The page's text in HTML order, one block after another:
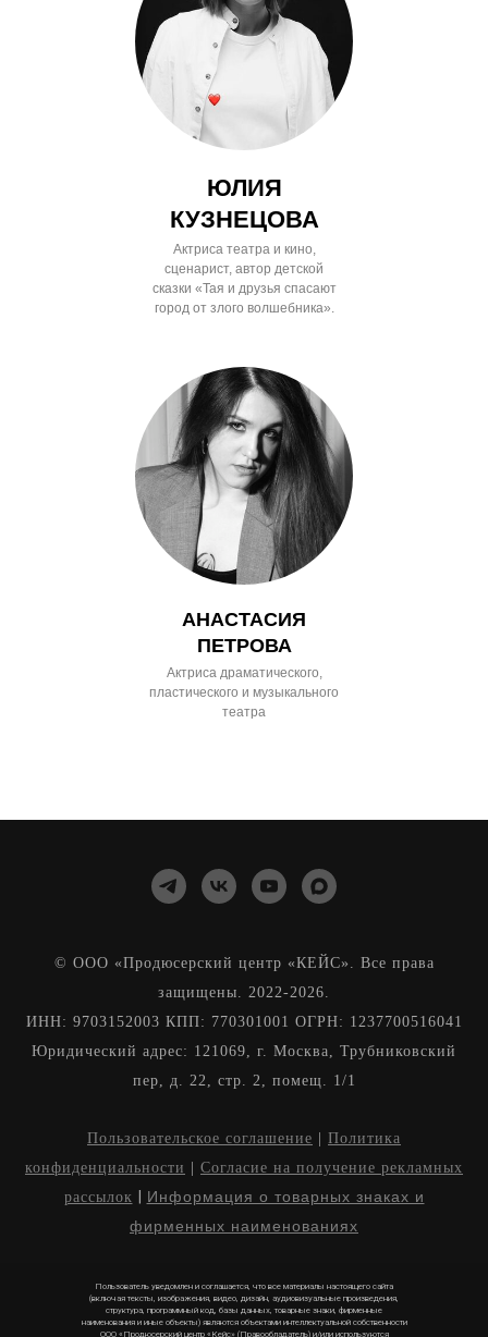
ЮЛИЯ
КУЗНЕЦОВА
Актриса театра и кино,
сценарист, автор детской
сказки «Тая и друзья спасают
город от злого волшебника».
АНАСТАСИЯ
ПЕТРОВА
Актриса драматического,
пластического и музыкального
театра
© ООО «Продюсерский центр «КЕЙС». Все права
защищены. 2022-2026.
ИНН: 9703152003 КПП: 770301001 ОГРН: 1237700516041
Юридический адрес: 121069, г. Москва, Трубниковский
пер, д. 22, стр. 2, помещ. 1/1
Пользовательское соглашение
Политика
конфиденциальноcти
Согласие на получение рекламных
рассылок
Информация о товарных знаках и
фирменных наименованиях
Пользователь уведомлен и соглашается, что все материалы настоящего сайта
(включая тексты, изображения, видео, дизайн, аудиовизуальные произведения,
структура, программный код, базы данных, товарные знаки, фирменные
наименования и иные объекты) являются объектами интеллектуальной собственности
ООО «Продюсерский центр «Кейс» (Правообладатель) и/или используются